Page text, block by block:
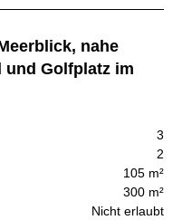
nahe
Golfplatz im
3
2
105 m²
300 m²
Nicht erlaubt